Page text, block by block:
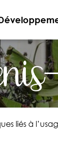
liés à